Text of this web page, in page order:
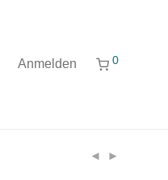
Anmelden 0